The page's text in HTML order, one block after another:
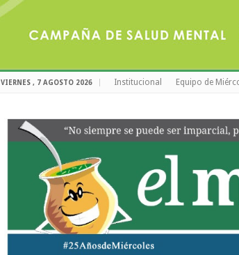
VIERNES , 7 AGOSTO 2026 Institucional Equipo de